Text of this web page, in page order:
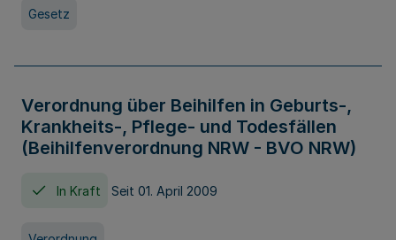
Gesetz
Verordnung über Beihilfen in Geburts-,
Krankheits-, Pflege- und Todesfällen
(Beihilfenverordnung NRW - BVO NRW)
In Kraft Seit 01. April 2009